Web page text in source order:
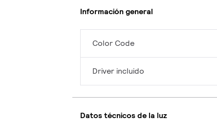
Información general
Color Code
Driver incluido
Datos técnicos de la luz